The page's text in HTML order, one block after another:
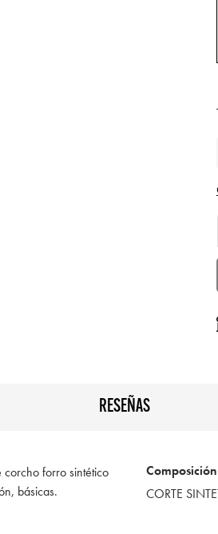
RESEÑAS
forro sintético
básicas.
Composición
CORTE